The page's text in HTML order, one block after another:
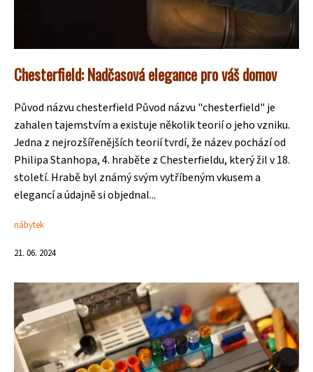
Chesterfield: Nadčasová elegance pro váš domov
Původ názvu chesterfield Původ názvu "chesterfield" je
zahalen tajemstvím a existuje několik teorií o jeho vzniku.
Jedna z nejrozšířenějších teorií tvrdí, že název pochází od
Philipa Stanhopa, 4. hraběte z Chesterfieldu, který žil v 18.
století. Hrabě byl známý svým vytříbeným vkusem a
elegancí a údajně si objednal...
nábytek
21. 06. 2024